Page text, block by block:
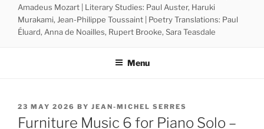
Amadeus Mozart | Literary Studies: Paul Auster, Haruki
Murakami, Jean-Philippe Toussaint | Poetry Translations: Paul
Éluard, Anna de Noailles, Rupert Brooke, Sara Teasdale
Menu
POSTED
ON
23 MAY 2026 BY JEAN-MICHEL SERRES
Furniture Music 6 for Piano Solo –